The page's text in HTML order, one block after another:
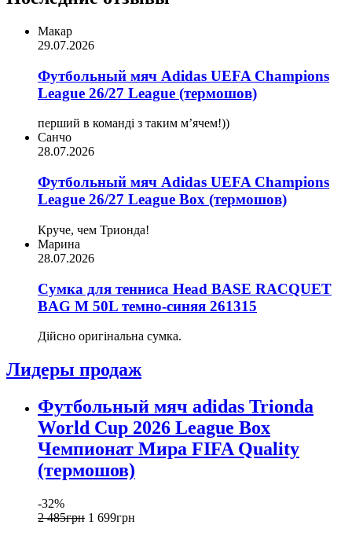
Макар
29.07.2026
Футбольный мяч Adidas UEFA Champions
League 26/27 League (термошов)
перший в команді з таким мʼячем!))
Санчо
28.07.2026
Футбольный мяч Adidas UEFA Champions
League 26/27 League Box (термошов)
Круче, чем Трионда!
Марина
28.07.2026
Сумка для тенниса Head BASE RACQUET
BAG M 50L темно-синяя 261315
Дійсно оригінальна сумка.
Лидеры продаж
Футбольный мяч adidas Trionda
World Cup 2026 League Box
Чемпионат Мира FIFA Quality
(термошов)
-32%
2 485грн 1 699грн